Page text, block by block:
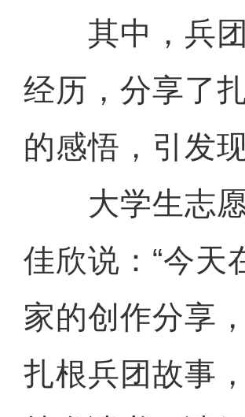
其中，兵团
经历，分享了
的感悟，引发
大学生志愿
佳欣说：“今天
家的创作分享
扎根兵团故事